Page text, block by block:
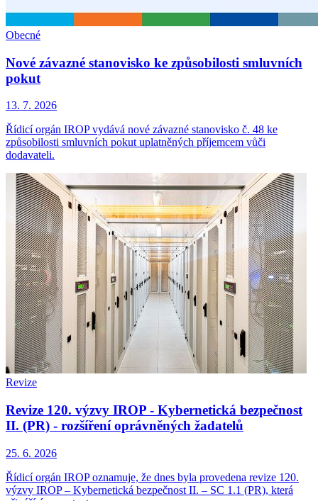
Obecné
Nové závazné stanovisko ke způsobilosti smluvních
pokut
13. 7. 2026
Řídicí orgán IROP vydává nové závazné stanovisko č. 48 ke
způsobilosti smluvních pokut uplatněných příjemcem vůči
dodavateli.
Revize
Revize 120. výzvy IROP - Kybernetická bezpečnost
II. (PR) - rozšíření oprávněných žadatelů
25. 6. 2026
Řídicí orgán IROP oznamuje, že dnes byla provedena revize 120.
výzvy IROP – Kybernetická bezpečnost II. – SC 1.1 (PR), která